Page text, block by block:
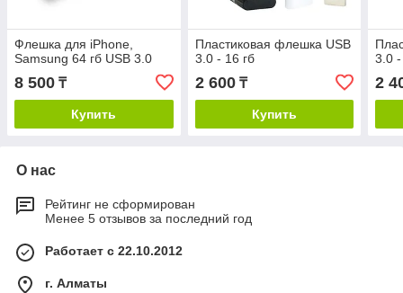
Флешка для iPhone,
Samsung 64 гб USB 3.0
8 500 ₸
Купить
Пластиковая флешка USB
3.0 - 16 гб
2 600₸
Купить
3.0
2
О нас
Рейтинг не сформирован
Менее 5 отзывов за последний год
Работает с 22.10.2012
г. Алматы